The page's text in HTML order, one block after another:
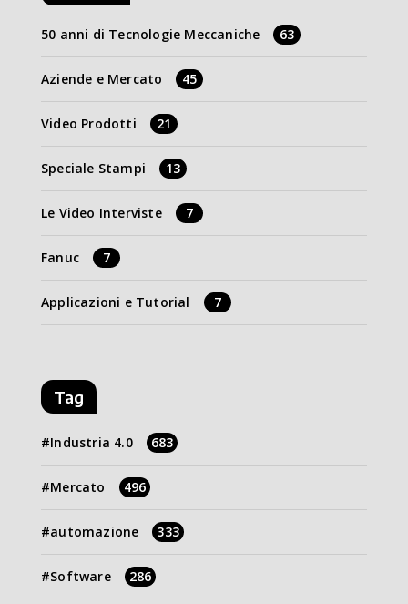
50 anni di Tecnologie Meccaniche 63
Aziende e Mercato 45
Video Prodotti 21
Speciale Stampi 13
Le Video Interviste 7
Fanuc 7
Applicazioni e Tutorial 7
Tag
Industria 4.0 683
Mercato 496
automazione 333
Software 286